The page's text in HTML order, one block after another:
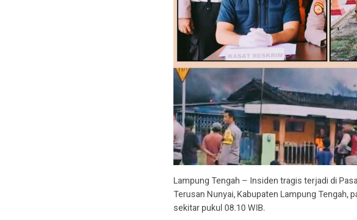
Lampung Tengah – Insiden tragis terjadi di
Terusan Nunyai, Kabupaten Lampung Tengah,
sekitar pukul 08.10 WIB.